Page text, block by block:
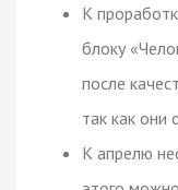
К
блоку
после
так как они
К апрелю